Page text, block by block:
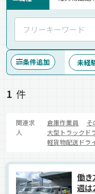
条件追加 未経
1 件
関連求
人
倉庫作業員 そ
大型トラックド
軽貨物配送ドラ
働
週